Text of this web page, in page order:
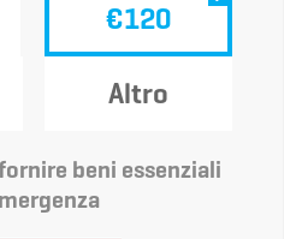
€120
Altro
beni essenziali